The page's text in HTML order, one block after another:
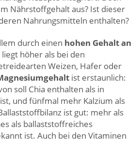
Nährstoffgehalt aus? Ist dieser
Nahrungsmitteln enthalten?
durch einen hohen Gehalt an
liegt höher als bei den
Weizen, Hafer oder
ist erstaunlich:
soll Chia enthalten als in
und fünfmal mehr Kalzium als
ist gut: mehr als
als ballaststoffreiches
ist. Auch bei den Vitaminen